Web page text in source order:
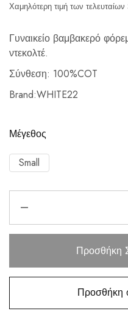
Χαμηλότερη τιμή των
Γυναικείο βαμβακερό
ντεκολτέ.
Σύνθεση: 100%COT
Brand:WHITE22
Μέγεθος
Small
Προσθήκη
Προσθήκη